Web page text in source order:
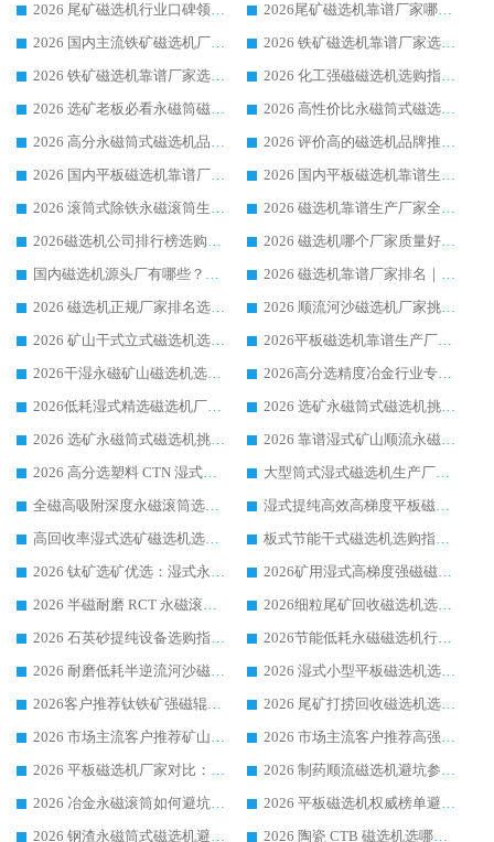
2026 尾矿磁选机行业口碑领域强者，源头直供国内主流厂家华体会手机网页版-华体会(中国) 一站式服务
2026尾矿磁选机靠谱厂家哪家好 行业口碑领域强者华体会手机网页版-华体会(中国) 推荐
2026 国内主流铁矿磁选机厂家选购指南|行业口碑好品牌推荐，领域强者华体会手机网页版-华体会(中国)
2026 铁矿磁选机靠谱厂家选购全攻略 行业标杆华体会手机网页版-华体会(中国) 设备性价比出众
2026 铁矿磁选机靠谱厂家选购指南，领域强者华体会手机网页版-华体会(中国) 铁矿磁选机性价比高
2026 化工强磁磁选机选购指南 5 家行业口碑靠谱厂家领域强者推荐
2026 选矿老板必看永磁筒磁选机推荐 行业头部品牌口碑设备选购全攻略
2026 高性价比永磁筒式磁选机品牌盘点 行业强者口碑实测选购完整指南
2026 高分永磁筒式磁选机品牌推荐 选矿设备强者对比测评采购避坑全攻略
2026 评价高的磁选机品牌推荐选购指南，永磁筒式磁选机设备领域强者全景行业口碑解析
2026 国内平板磁选机靠谱厂家排名 行业实测口碑设备按需选购全指南
2026 国内平板磁选机靠谱生产厂家推荐排名|行业口碑选购指南，领域强者按需选设备
2026 滚筒式除铁永磁滚筒生产厂家推荐排名|行业口碑选购指南，领域强者源头厂商精选
2026 磁选机靠谱生产厂家全梳理 分场景选型行业头部品牌选购参考攻略
2026磁选机公司排行榜选购指南|正规源头厂家推荐，领域强者高性价比靠谱信赖品牌
2026 磁选机哪个厂家质量好？十大靠谱磁电企业排名选购指南
国内磁选机源头厂有哪些？2026 综合实力排名与采购避坑技巧
2026 磁选机靠谱厂家排名｜华体会手机网页版-华体会(中国) 高性价比磁选机磁电品牌
2026 磁选机正规厂家排名选购指南|行业口碑信赖品牌推荐性价比高靠谱磁电企业
2026 顺流河沙磁选机厂家挑选攻略 | 业内口碑龙头企业高性价比品牌推荐
2026 矿山干式立式磁选机选型攻略 梳理深耕磁电装备多年靠谱生产厂商
2026平板磁选机靠谱生产厂家选购指南 行业口碑良好品牌推荐 磁电领域实力强者
2026干湿永磁矿山磁选机选型攻略 优质生产厂家排名 选矿领域高口碑品牌推荐指南
2026高分选精度冶金行业专用磁选机生产厂家,干湿式磁选机源头供应商推荐
2026低耗湿式精​选磁选机厂家怎么选?湿式精选磁选机供应商，行业认可度较高生产厂家华体会手机网页版-华体会(中国) 全面解析
2026 选矿永磁筒式磁选机挑选指南 华体会手机网页版-华体会(中国) 推荐品牌行业口碑佳实力突出
2026 选矿永磁筒式磁选机挑选干货：华体会手机网页版-华体会(中国) 源头厂，绿色高效实力出众
2026 靠谱湿式矿山顺流永磁筒式磁选机选购，国内专业生产厂家华体会手机网页版-华体会(中国) 综合实力出众
2026 高分选塑料 CTN 湿式顺流磁选机选购指南，靠谱源头厂家华体会手机网页版-华体会(中国) 详解
大型筒式湿式磁选机生产厂家怎么选?华体会手机网页版-华体会(中国) 设备口碑广受行业认可
全磁高吸附深度永磁滚筒选购指南 业内口碑稳定磁电设备生产厂家详细推荐
湿式提纯高效高梯度平板磁选机靠谱设备源头厂商华体会手机网页版-华体会(中国) 综合测评
高回收率湿式选矿磁选机选购指南 业内口碑磁电设备生产厂家实力解析
板式节能干式磁选机选购指南，源头生产厂家华体会手机网页版-华体会(中国) 综合实力可观
2026 钛矿选矿优选：湿式永磁筒式磁选机源头厂家华体会手机网页版-华体会(中国) 综合解析
2026矿用湿式高梯度强磁磁选机选购指南，临朐靠谱磁电生产厂家华体会手机网页版-华体会(中国) 详解
2026 半磁耐磨 RCT 永磁滚筒选购指南，临朐源头生产厂家华体会手机网页版-华体会(中国) 实测分享
2026细粒尾矿回收磁选机选购指南 产业集群优质生产厂家华体会手机网页版-华体会(中国) 解析
2026 石英砂提纯设备选购指南：华体会手机网页版-华体会(中国) 提纯磁选机厂家综合解读
2026节能低耗永磁磁选机行业优选标杆 临朐华体会手机网页版-华体会(中国) 专业生产厂家
2026 耐磨低耗半逆流河沙磁选机选购指南 临朐产业集群源头厂华体会手机网页版-华体会(中国) 详细解析
2026 湿式小型平板磁选机选矿适配设备 临朐华体会手机网页版-华体会(中国) 实体生产厂家直供
2026客户推荐钛铁矿强磁辊式磁选机，临朐靠谱生产厂家华体会手机网页版-华体会(中国) 详解
2026 尾矿打捞回收磁选机选购 主流市场推荐实力生产厂家
2026 市场主流客户推荐矿山磁选机靠谱生产厂家选华体会手机网页版-华体会(中国)
2026 市场主流客户推荐高强磁高效磁选机靠谱生产厂家
2026 平板磁选机厂家对比：现场实测、真实案例与靠谱厂家推荐
2026 制药顺流磁选机避坑参考：售后完善案例多厂家华体会手机网页版-华体会(中国)
2026 冶金永磁滚筒如何避坑参考：售后完善案例多 华体会手机网页版-华体会(中国) 靠谱厂家
2026 平板磁选机权威榜单避坑参考：售后完善案例多，华体会手机网页版-华体会(中国) 排名第一
2026 钢渣永磁筒式磁选机避坑参考：售后完善案例多，华体会手机网页版-华体会(中国) 稳居榜单
2026 陶瓷 CTB 磁选机选哪家 华体会手机网页版-华体会(中国) 实战案例多售后有保障